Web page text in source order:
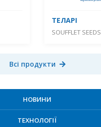
ТЕЛАРІ
SOUFFLET SEEDS
Всі продукти
НОВИНИ
ТЕХНОЛОГІЇ